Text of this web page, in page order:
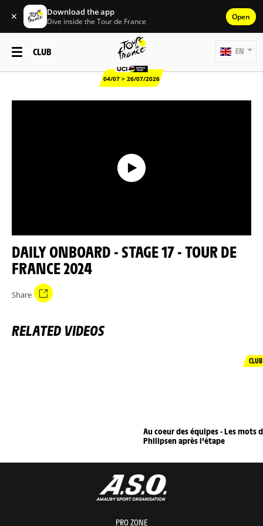
✕ Download the app
Dive inside the Tour de France Open
CLUB
04/07 > 26/07/2026
EN
DAILY ONBOARD - STAGE 17 - TOUR DE
FRANCE 2024
Share
RELATED VIDEOS
CLUB
Au coeur des équipes - Les mots
Philipsen après l'étape
PRO ZONE